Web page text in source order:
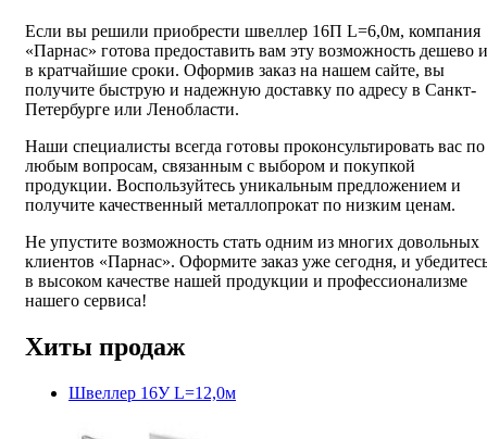
Если вы решили приобрести швеллер 16П L=6,0м, компания
«Парнас» готова предоставить вам эту возможность дешево и
в кратчайшие сроки. Оформив заказ на нашем сайте, вы
получите быструю и надежную доставку по адресу в Санкт-
Петербурге или Ленобласти.
Наши специалисты всегда готовы проконсультировать вас по
любым вопросам, связанным с выбором и покупкой
продукции. Воспользуйтесь уникальным предложением и
получите качественный металлопрокат по низким ценам.
Не упустите возможность стать одним из многих довольных
клиентов «Парнас». Оформите заказ уже сегодня, и
в высоком качестве нашей продукции и профессионализме
нашего сервиса!
Хиты продаж
Швеллер 16У L=12,0м